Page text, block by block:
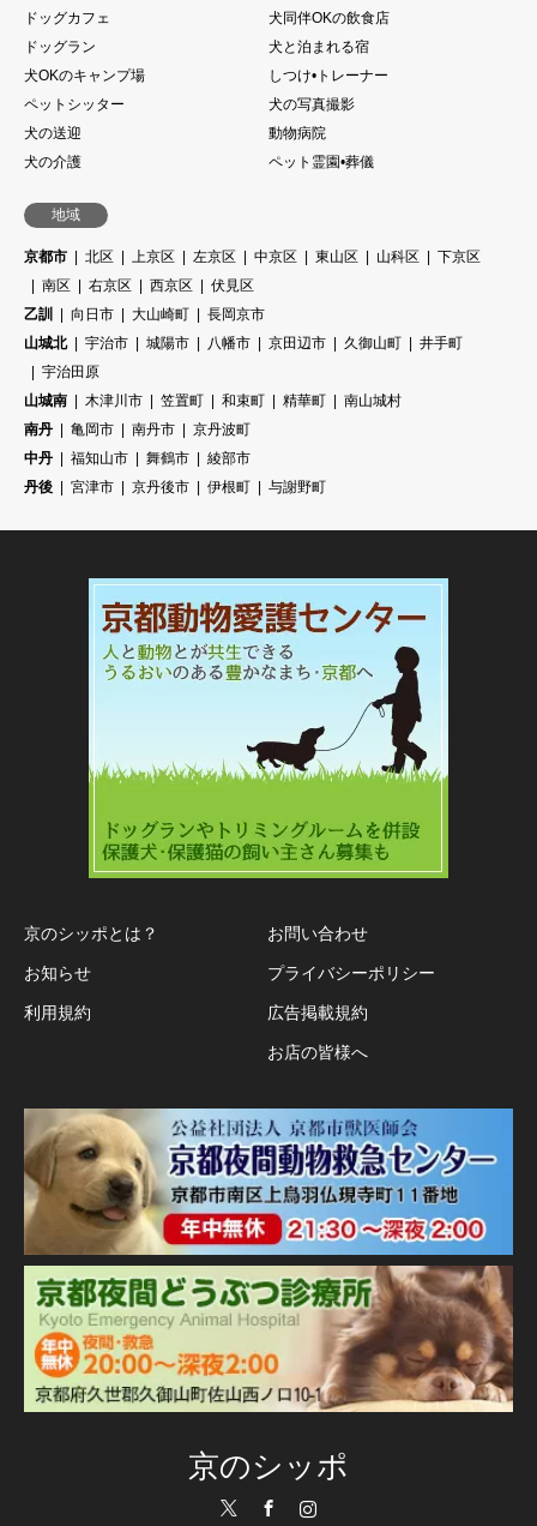
ドッグカフェ
犬同伴OKの飲食店
ドッグラン
犬と泊まれる宿
犬OKのキャンプ場
しつけ•トレーナー
ペットシッター
犬の写真撮影
犬の送迎
動物病院
犬の介護
ペット霊園•葬儀
地域
京都市 北区 上京区 左京区 中京区 東山区 山科区
下京区
南区
右京区 西京区
伏見区
乙訓
向日市 大山崎町
長岡京市
山城北
宇治市 城陽市 八幡市 京田辺市 久御山町
井手町
宇治田原
山城南
木津川市 笠置町 和束町 精華町
南山城村
南丹
亀岡市 南丹市
京丹波町
中丹
福知山市 舞鶴市
綾部市
丹後
宮津市 京丹後市 伊根町 与謝野町
京のシッポとは？
お知らせ
利用規約
お問い合わせ
プライバシーポリシー
広告掲載規約
お店の皆様へ
京のシッポ